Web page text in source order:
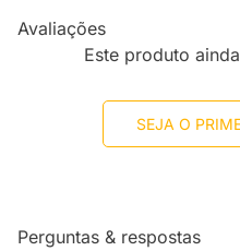
Avaliações
Este produto
SEJA O
Perguntas & respostas